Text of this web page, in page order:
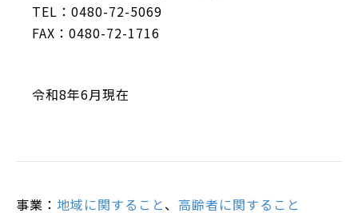
TEL：0480-72-5069
FAX：0480-72-1716
令和8年6月現在
事業： 地域に関すること、 高齢者に関すること